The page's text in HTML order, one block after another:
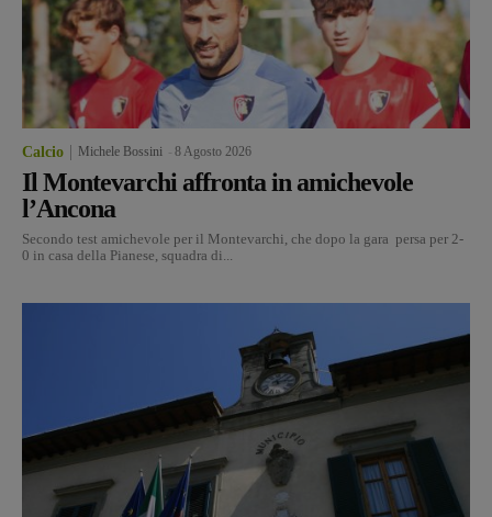
Calcio Michele Bossini 8 Agosto 2026
Il Montevarchi affronta in amichevole
l’Ancona
Secondo test amichevole per il Montevarchi, che dopo la gara persa per 2-
0 in casa della Pianese, squadra di...